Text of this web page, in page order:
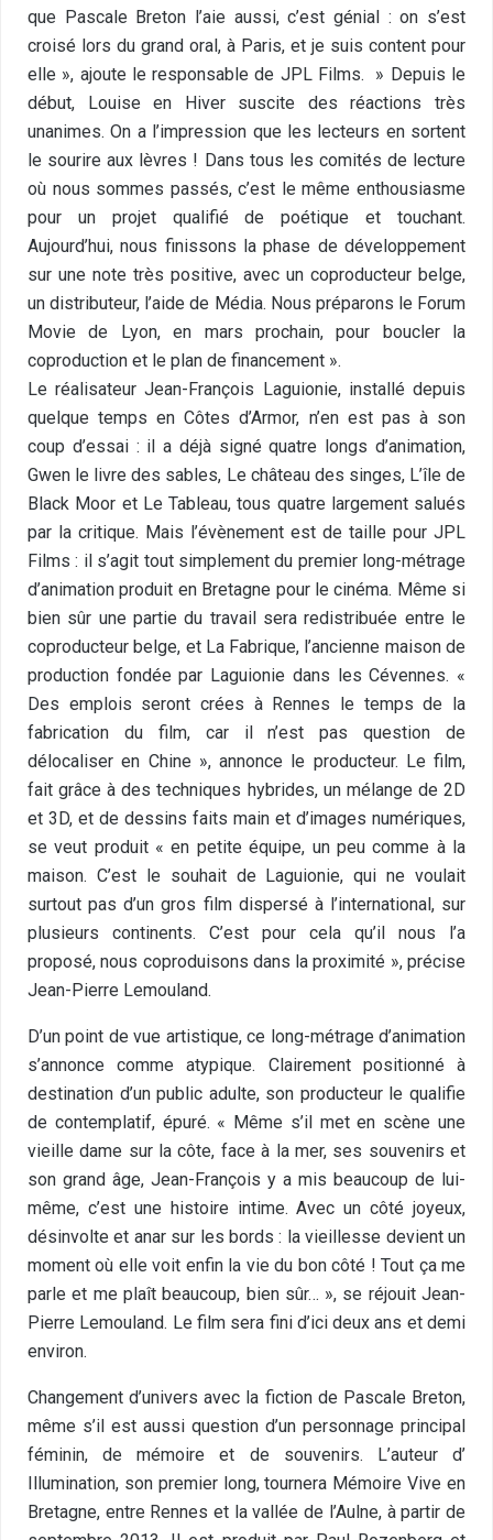
que Pascale Breton l’aie aussi, c’est génial : on s’est
croisé lors du grand oral, à Paris, et je suis content pour
elle », ajoute le responsable de JPL Films. » Depuis le
début, Louise en Hiver suscite des réactions très
unanimes. On a l’impression que les lecteurs en sortent
le sourire aux lèvres ! Dans tous les comités de lecture
où nous sommes passés, c’est le même enthousiasme
pour un projet qualifié de poétique et touchant.
Aujourd’hui, nous finissons la phase de développement
sur une note très positive, avec un coproducteur belge,
un distributeur, l’aide de Média. Nous préparons le Forum
Movie de Lyon, en mars prochain, pour boucler la
coproduction et le plan de financement ».
Le réalisateur Jean-François Laguionie, installé depuis
quelque temps en Côtes d’Armor, n’en est pas à son
coup d’essai : il a déjà signé quatre longs d’animation,
Gwen le livre des sables, Le château des singes, L’île de
Black Moor et Le Tableau, tous quatre largement salués
par la critique. Mais l’évènement est de taille pour JPL
Films : il s’agit tout simplement du premier long-métrage
d’animation produit en Bretagne pour le cinéma. Même si
bien sûr une partie du travail sera redistribuée entre le
coproducteur belge, et La Fabrique, l’ancienne maison de
production fondée par Laguionie dans les Cévennes. «
Des emplois seront crées à Rennes le temps de la
fabrication du film, car il n’est pas question de
délocaliser en Chine », annonce le producteur. Le film,
fait grâce à des techniques hybrides, un mélange de 2D
et 3D, et de dessins faits main et d’images numériques,
se veut produit « en petite équipe, un peu comme à la
maison. C’est le souhait de Laguionie, qui ne voulait
surtout pas d’un gros film dispersé à l’international, sur
plusieurs continents. C’est pour cela qu’il nous l’a
proposé, nous coproduisons dans la proximité », précise
Jean-Pierre Lemouland.
D’un point de vue artistique, ce long-métrage d’animation
s’annonce comme atypique. Clairement positionné à
destination d’un public adulte, son producteur le qualifie
de contemplatif, épuré. « Même s’il met en scène une
vieille dame sur la côte, face à la mer, ses souvenirs et
son grand âge, Jean-François y a mis beaucoup de lui-
même, c’est une histoire intime. Avec un côté joyeux,
désinvolte et anar sur les bords : la vieillesse devient un
moment où elle voit enfin la vie du bon côté ! Tout ça me
parle et me plaît beaucoup, bien sûr… », se réjouit Jean-
Pierre Lemouland. Le film sera fini d’ici deux ans et demi
environ.
Changement d’univers avec la fiction de Pascale Breton,
même s’il est aussi question d’un personnage principal
féminin, de mémoire et de souvenirs. L’auteur d’
Illumination, son premier long, tournera Mémoire Vive en
Bretagne, entre Rennes et la vallée de l’Aulne, à partir de